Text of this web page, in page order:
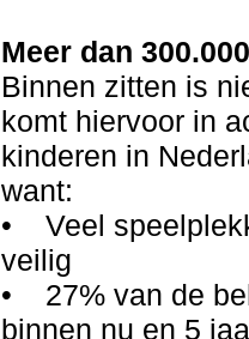
Meer dan
Binnen zitten is
komt hiervoor in
kinderen in
want:
• Veel
veilig
• 27% van de
binnen nu en 5